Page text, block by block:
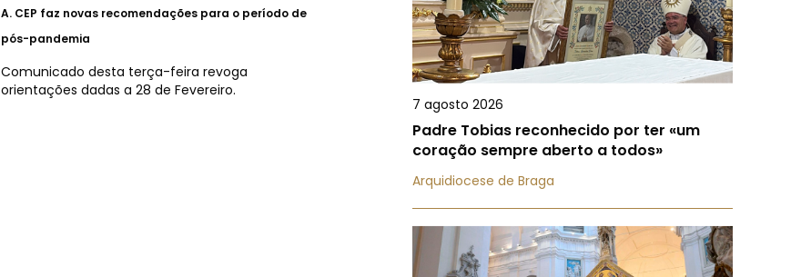
A. CEP faz novas recomendações para o período de
pós-pandemia
Comunicado desta terça-feira revoga
orientações dadas a 28 de Fevereiro.
7 agosto 2026
Padre Tobias reconhecido por ter «um
coração sempre aberto a todos»
Arquidiocese de Braga